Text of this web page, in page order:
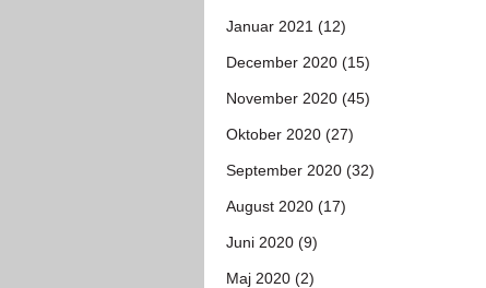
Januar 2021 (12)
December 2020 (15)
November 2020 (45)
Oktober 2020 (27)
September 2020 (32)
August 2020 (17)
Juni 2020 (9)
Maj 2020 (2)